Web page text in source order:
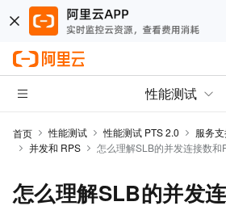
性能测试
首页 性能测试 性能测试 PTS 2.0 服务
并发和 RPS
怎么理解SLB的并发连接数和
怎么理解SLB的并发